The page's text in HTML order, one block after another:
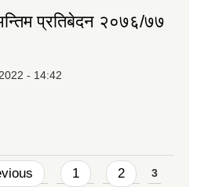
प्रतिबेदन २०७६/७७
- 14:42
1 2 3